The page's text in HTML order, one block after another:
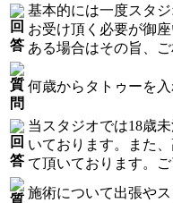
基本的には一度スタ
お受け頂く必要が御
ある場合はその旨、
何歳からタトゥーを
当スタジオでは18歳
いております。また
て頂いております。ご
施術について出張や